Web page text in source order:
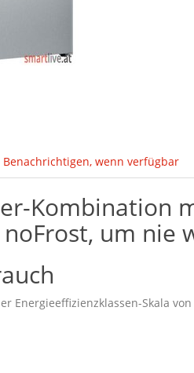
Benachrichtigen, wenn verfügbar
Kombination
um nie
Energieeffizienzklassen-Skala von